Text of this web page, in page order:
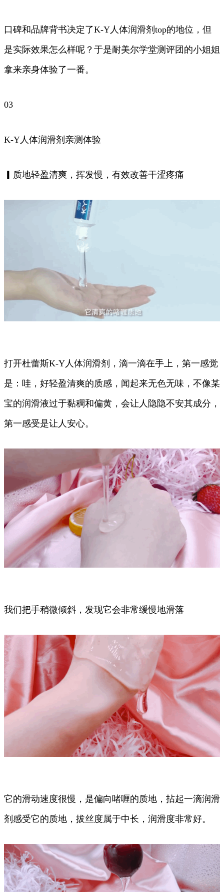
口碑和品牌背书决定了K-Y人体润滑剂top的地位，但
是实际效果怎么样呢？于是耐美尔学堂测评团的小姐姐
拿来亲身体验了一番。
03
K-Y人体润滑剂亲测体验
▎质地轻盈清爽，挥发慢，有效改善干涩疼痛
打开杜蕾斯K-Y人体润滑剂，滴一滴在手上，第一感觉
是：哇，好轻盈清爽的质感，闻起来无色无味，不像某
宝的润滑液过于黏稠和偏黄，会让人隐隐不安其成分，
第一感受是让人安心。
我们把手稍微倾斜，发现它会非常缓慢地滑落
它的滑动速度很慢，是偏向啫喱的质地，拈起一滴润滑
剂感受它的质地，拔丝度属于中长，润滑度非常好。